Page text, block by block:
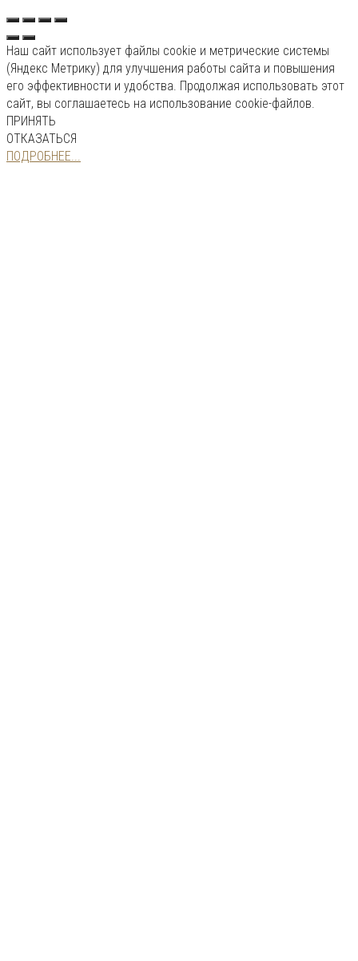
Наш сайт использует файлы cookie и метрические системы
(Яндекс Метрику) для улучшения работы сайта и повышения
его эффективности и удобства. Продолжая использовать этот
сайт, вы соглашаетесь на использование cookie-файлов.
ПРИНЯТЬ
ОТКАЗАТЬСЯ
ПОДРОБНЕЕ...